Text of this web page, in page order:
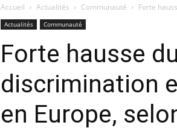
Accueil Actualités Communauté Forte
Actualités Communauté
Forte hausse
discrimination
en Europe,